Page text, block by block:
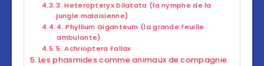
3. Heteropteryx Dilatata (la nymphe de la
jungle malaisienne)
4. Phyllium Giganteum (la grande feuille
ambulante)
5. Achrioptera Fallax
Les phasmides comme animaux de compagnie